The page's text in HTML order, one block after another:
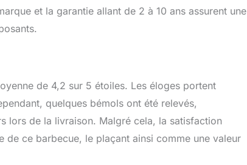
et la garantie allant de 2 à 10 ans assurent une
de 4,2 sur 5 étoiles. Les éloges portent
quelques bémols ont été relevés,
lors de la livraison. Malgré cela, la satisfaction
de ce barbecue, le plaçant ainsi comme une valeur